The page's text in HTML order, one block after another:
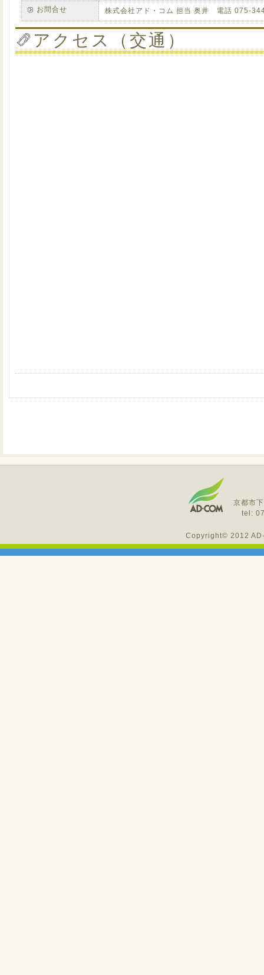
お問合せ 株式会社アド・コム 担当 奥井 電話 075-
アクセス（交通）
京都市
tel:
Copyright© 2012